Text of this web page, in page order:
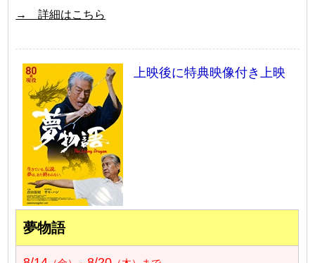
→ 詳細はこちら
上映後に特典映像付き上映
夢物語